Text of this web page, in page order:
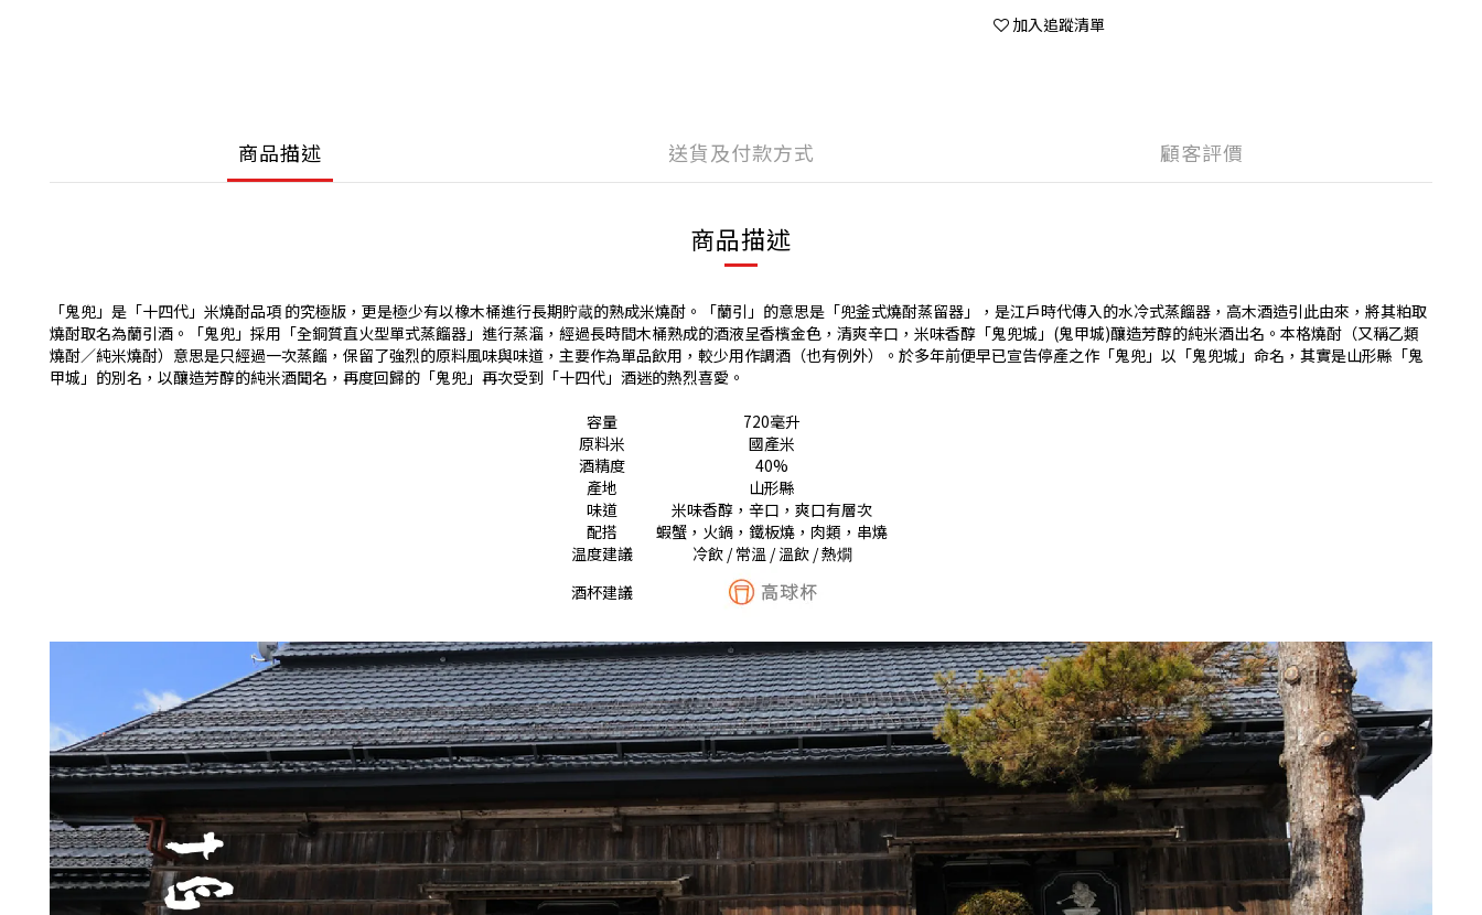
加入追蹤清單
商品描述 送貨及付款方式 顧客評價
商品描述
「鬼兜」是「十四代」米燒酎品項 的究極版，更是極少有以橡木桶進行長期貯蔵的熟成米燒酎。「蘭引」的意思是「兜釜式燒酎蒸留器」，是江戶時代傳入的水冷式蒸餾器，高木酒造引此由來，將其粕取
燒酎取名為蘭引酒。「鬼兜」採用「全銅質直火型單式蒸餾器」進行蒸溜，經過長時間木桶熟成的酒液呈香檳金色，清爽辛口，米味香醇「鬼兜城」(鬼甲城)釀造芳醇的純米酒出名。本格燒酎（又稱乙類
燒酎／純米燒酎）意思是只經過一次蒸餾，保留了強烈的原料風味與味道，主要作為單品飲用，較少用作調酒（也有例外）。於多年前便早已宣告停產之作「鬼兜」以「鬼兜城」命名，其實是山形縣「鬼
甲城」的別名，以釀造芳醇的純米酒聞名，再度回歸的「鬼兜」再次受到「十四代」酒迷的熱烈喜愛。
容量
720毫升
原料米
國產米
酒精度
40%
產地
山形縣
味道
米味香醇，辛口，爽口有層次
配搭
蝦蟹，火鍋，鐵板燒，肉類，串燒
温度建議
冷飲 / 常溫 / 溫飲 / 熱燗
酒杯建議